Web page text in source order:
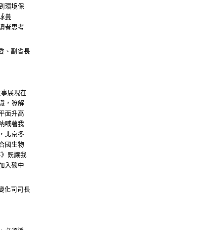
環境保
蔓
者思考
、副省長
展現在
，瞭解
面升高
喊著我
北京冬
國生物
既讓我
入碳中
化司司長